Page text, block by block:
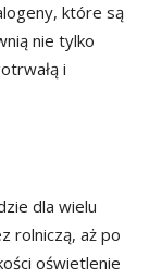
które są
nie tylko
i
dla wielu
rolniczą, aż po
oświetlenie